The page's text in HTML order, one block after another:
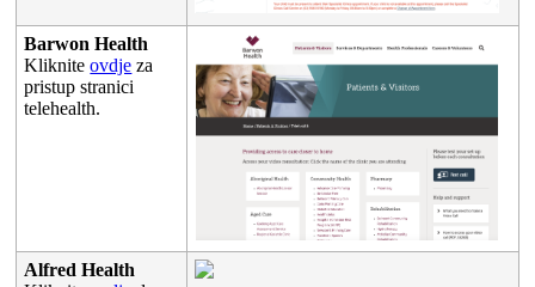
Barwon Health
Kliknite ovdje za
pristup stranici
telehealth.
Alfred Health